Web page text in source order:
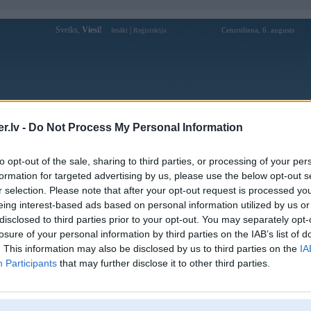
- Do Not Process My Personal Information
opt-out of the sale, sharing to third parties, or processing of your
for targeted advertising by us, please use the below opt-out
selection. Please note that after your opt-out request is processed
interest-based ads based on personal information utilized by us
to third parties prior to your opt-out. You may separately
of your personal information by third parties on the IAB’s list of
This information may also be disclosed by us to third parties on the
Participants that may further disclose it to other third parties.
Sveiks, Viesi! Ienākt Reģistrācija Ceturtdiena, 6. augusts
Forums Galerijas Reģistrācija Lietotāji
Lietotāja muktujanis profils
Pēdējo reizi manīts: 08. Dec 2009, 12:40
Lietotājvārds:
muktujanis
Pilsēta:
Rīga
Ziņojumi forumā:
[Pēdējie ziņojumi forumā]